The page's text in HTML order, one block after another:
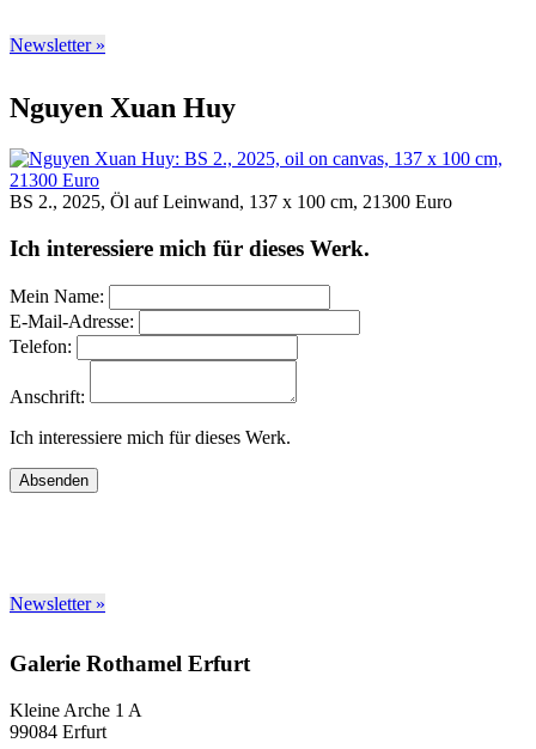
Newsletter »
Nguyen Xuan Huy
BS 2., 2025, Öl auf Leinwand, 137 x 100 cm, 21300 Euro
Ich interessiere mich für dieses Werk.
Mein Name:
E-Mail-Adresse:
Telefon:
Anschrift:
Ich interessiere mich für dieses Werk.
Absenden
Newsletter »
Galerie Rothamel Erfurt
Kleine Arche 1 A
99084 Erfurt